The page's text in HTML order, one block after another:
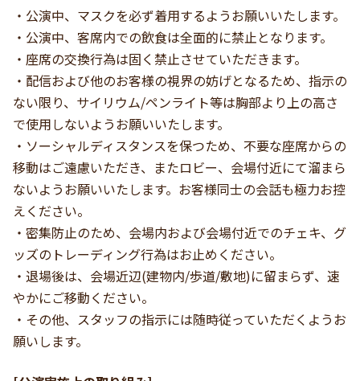
・公演中、マスクを必ず着用するようお願いいたします。
・公演中、客席内での飲食は全面的に禁止となります。
・座席の交換行為は固く禁止させていただきます。
・配信および他のお客様の視界の妨げとなるため、指示の
ない限り、サイリウム/ペンライト等は胸部より上の高さ
で使用しないようお願いいたします。
・ソーシャルディスタンスを保つため、不要な座席からの
移動はご遠慮いただき、またロビー、会場付近にて溜まら
ないようお願いいたします。お客様同士の会話も極力お控
えください。
・密集防止のため、会場内および会場付近でのチェキ、グ
ッズのトレーディング行為はお止めください。
・退場後は、会場近辺(建物内/歩道/敷地)に留まらず、速
やかにご移動ください。
・その他、スタッフの指示には随時従っていただくようお
願いします。